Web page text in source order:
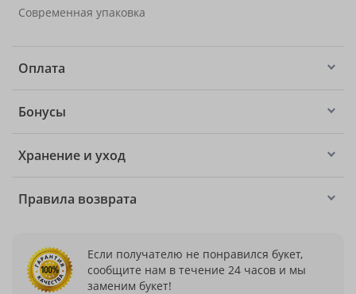
Современная упаковка
Оплата
Бонусы
Хранение и уход
Правила возврата
Если получателю не понравился букет,
сообщите нам в течение 24 часов и мы
заменим букет!